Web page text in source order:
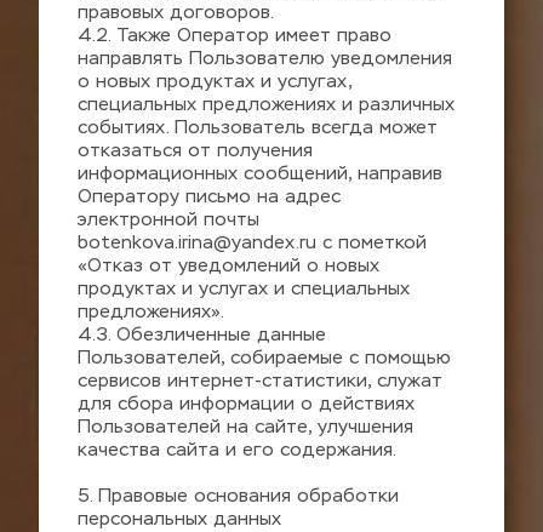
правовых договоров.
4.2. Также Оператор имеет право
направлять Пользователю уведомления
о новых продуктах и услугах,
специальных предложениях и различных
событиях. Пользователь всегда может
отказаться от получения
информационных сообщений, направив
Оператору письмо на адрес
botenkova.irina@yandex.ru с пометкой
«Отказ от уведомлений о новых
продуктах и услугах и специальных
предложениях».
4.3. Обезличенные данные
Пользователей, собираемые с помощью
сервисов интернет-статистики, служат
для сбора информации о действиях
Пользователей на сайте, улучшения
качества сайта и его содержания.
5. Правовые основания обработки
персональных данных